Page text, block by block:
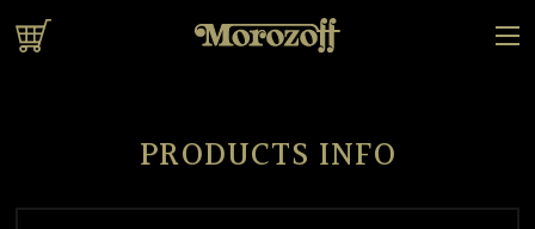
PRODUCTS INFO